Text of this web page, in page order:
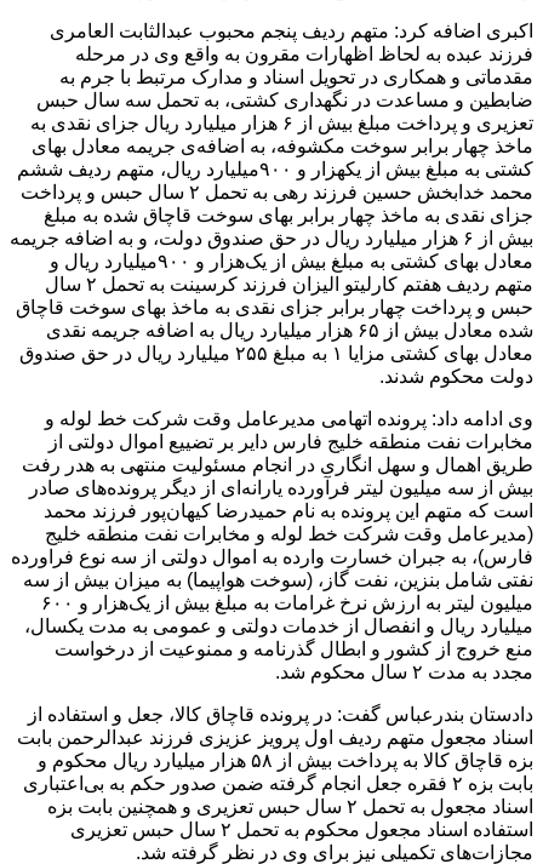
اکبری اضافه کرد: متهم ردیف پنجم محبوب عبدالثابت العامری
فرزند عبده به لحاظ اظهارات مقرون به واقع وی در مرحله
مقدماتی و همکاری در تحویل اسناد و مدارک مرتبط با جرم به
ضابطین و مساعدت در نگهداری کشتی، به تحمل سه سال حبس
تعزیری و پرداخت مبلغ بیش از ۶ هزار میلیارد ریال جزای نقدی به
ماخذ چهار برابر سوخت مکشوفه، به اضافه‌ی جریمه معادل بهای
کشتی به مبلغ بیش از یکهزار و ۹۰۰میلیارد ریال، متهم ردیف ششم
محمد خدابخش حسین فرزند رهی به تحمل ۲ سال حبس و پرداخت
جزای نقدی به ماخذ چهار برابر بهای سوخت قاچاق شده به مبلغ
بیش از ۶ هزار میلیارد ریال در حق صندوق دولت، و به اضافه جریمه
معادل بهای کشتی به مبلغ بیش از یک‌هزار و ۹۰۰میلیارد ریال و
متهم ردیف هفتم کارلیتو الیزان فرزند کرسینت به تحمل ۲ سال
حبس و پرداخت چهار برابر جزای نقدی به ماخذ بهای سوخت قاچاق
شده معادل بیش از ۶۵ هزار میلیارد ریال به اضافه جریمه نقدی
معادل بهای کشتی مزایا ۱ به مبلغ ۲۵۵ میلیارد ریال در حق صندوق
دولت محکوم شدند.
وی ادامه داد: پرونده اتهامی مدیرعامل وقت شرکت خط لوله و
مخابرات نفت منطقه خلیج فارس دایر بر تضییع اموال دولتی از
طریق اهمال و سهل انگاری در انجام مسئولیت منتهی به هدر رفت
بیش از سه میلیون لیتر فرآورده یارانه‌ای از دیگر پرونده‌های صادر
است که متهم این پرونده به نام حمیدرضا کیهان‌پور فرزند محمد
(مدیرعامل وقت شرکت خط لوله و مخابرات نفت منطقه خلیج
فارس)، به جبران خسارت وارده به اموال دولتی از سه نوع فراورده
نفتی شامل بنزین، نفت گاز، (سوخت هواپیما) به میزان بیش از سه
میلیون لیتر به ارزش نرخ غرامات به مبلغ بیش از یک‌هزار و ۶۰۰
میلیارد ریال و انفصال از خدمات دولتی و عمومی به مدت یکسال،
منع خروج از کشور و ابطال گذرنامه و ممنوعیت از درخواست
مجدد به مدت ۲ سال محکوم شد.
دادستان بندرعباس گفت: در پرونده قاچاق کالا، جعل و استفاده از
اسناد مجعول متهم ردیف اول پرویز عزیزی فرزند عبدالرحمن بابت
بزه قاچاق کالا به پرداخت بیش از ۵۸ هزار میلیارد ریال محکوم و
بابت بزه ۲ فقره جعل انجام گرفته ضمن صدور حکم به بی‌اعتباری
اسناد مجعول به تحمل ۲ سال حبس تعزیری و همچنین بابت بزه
استفاده اسناد مجعول محکوم به تحمل ۲ سال حبس تعزیری
مجازات‌های تکمیلی نیز برای وی در نظر گرفته شد.